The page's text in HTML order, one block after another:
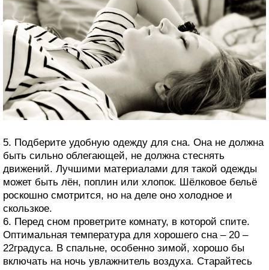
5. Подберите удобную одежду для сна. Она не должна
быть сильно облегающей, не должна стеснять
движений. Лучшими материалами для такой одежды
может быть лён, поплин или хлопок. Шёлковое бельё
роскошно смотрится, но на деле оно холодное и
скользкое.
6. Перед сном проветрите комнату, в которой спите.
Оптимальная температура для хорошего сна – 20 –
22градуса. В спальне, особенно зимой, хорошо бы
включать на ночь увлажнитель воздуха. Старайтесь